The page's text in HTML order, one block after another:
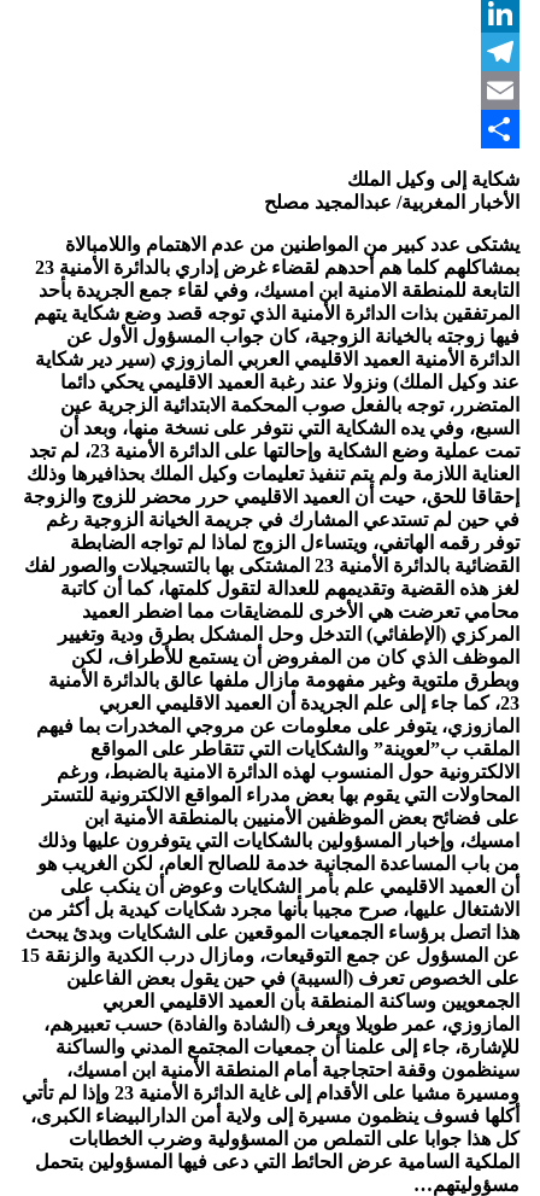
Messenger
LinkedIn
Telegram
Email
Share
شكاية إلى وكيل الملك
الأخبار المغربية/ عبدالمجيد مصلح
يشتكى عدد كبير من المواطنين من عدم الاهتمام واللامبالاة
بمشاكلهم كلما هم أحدهم لقضاء غرض إداري بالدائرة الأمنية 23
التابعة للمنطقة الامنية ابن امسيك، وفي لقاء جمع الجريدة بأحد
المرتفقين بذات الدائرة الأمنية الذي توجه قصد وضع شكاية يتهم
فيها زوجته بالخيانة الزوجية، كان جواب المسؤول الأول عن
الدائرة الأمنية العميد الاقليمي العربي المازوزي (سير دير شكاية
عند وكيل الملك) ونزولا عند رغبة العميد الاقليمي يحكي دائما
المتضرر، توجه بالفعل صوب المحكمة الابتدائية الزجرية عين
السبع، وفي يده الشكاية التي نتوفر على نسخة منها، وبعد أن
تمت عملية وضع الشكاية وإحالتها على الدائرة الأمنية 23، لم تجد
العناية اللازمة ولم يتم تنفيذ تعليمات وكيل الملك بحذافيرها وذلك
إحقاقا للحق، حيت أن العميد الاقليمي حرر محضر للزوج والزوجة
في حين لم تستدعي المشارك في جريمة الخيانة الزوجية رغم
توفر رقمه الهاتفي، ويتساءل الزوج لماذا لم تواجه الضابطة
القضائية بالدائرة الأمنية 23 المشتكى بها بالتسجيلات والصور لفك
لغز هذه القضية وتقديمهم للعدالة لتقول كلمتها، كما أن كاتبة
محامي تعرضت هي الأخرى للمضايقات مما اضطر العميد
المركزي (الإطفائي) التدخل وحل المشكل بطرق ودية وتغيير
الموظف الذي كان من المفروض أن يستمع للأطراف، لكن
وبطرق ملتوية وغير مفهومة مازال ملفها عالق بالدائرة الأمنية
23، كما جاء إلى علم الجريدة أن العميد الاقليمي العربي
المازوزي، يتوفر على معلومات عن مروجي المخدرات بما فيهم
الملقب ب”لعوينة” والشكايات التي تتقاطر على المواقع
الالكترونية حول المنسوب لهذه الدائرة الامنية بالضبط، ورغم
المحاولات التي يقوم بها بعض مدراء المواقع الالكترونية للتستر
على فضائح بعض الموظفين الأمنيين بالمنطقة الأمنية ابن
امسيك، وإخبار المسؤولين بالشكايات التي يتوفرون عليها وذلك
من باب المساعدة المجانية خدمة للصالح العام، لكن الغريب هو
أن العميد الاقليمي علم بأمر الشكايات وعوض أن ينكب على
الاشتغال عليها، صرح مجيبا بأنها مجرد شكايات كيدية بل أكثر من
هذا اتصل برؤساء الجمعيات الموقعين على الشكايات وبدئ يبحث
عن المسؤول عن جمع التوقيعات، ومازال درب الكدية والزنقة 15
على الخصوص تعرف (السيبة) في حين يقول بعض الفاعلين
الجمعويين وساكنة المنطقة بأن العميد الاقليمي العربي
المازوزي، عمر طويلا ويعرف (الشادة والفادة) حسب تعبيرهم،
للإشارة، جاء إلى علمنا أن جمعيات المجتمع المدني والساكنة
سينظمون وقفة احتجاجية أمام المنطقة الأمنية ابن امسيك،
ومسيرة مشيا على الأقدام إلى غاية الدائرة الأمنية 23 وإذا لم تأتي
أكلها فسوف ينظمون مسيرة إلى ولاية أمن الدارالبيضاء الكبرى،
كل هذا جوابا على التملص من المسؤولية وضرب الخطابات
الملكية السامية عرض الحائط التي دعى فيها المسؤولين بتحمل
مسؤوليتهم…